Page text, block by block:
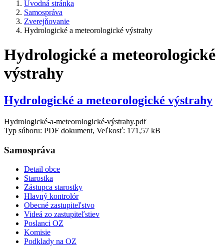
Úvodná stránka
Samospráva
Zverejňovanie
Hydrologické a meteorologické výstrahy
Hydrologické a meteorologické
výstrahy
Hydrologické a meteorologické výstrahy
Hydrologické-a-meteorologické-výstrahy.pdf
Typ súboru: PDF dokument, Veľkosť: 171,57 kB
Samospráva
Detail obce
Starostka
Zástupca starostky
Hlavný kontrolór
Obecné zastupiteľstvo
Videá zo zastupiteľstiev
Poslanci OZ
Komisie
Podklady na OZ